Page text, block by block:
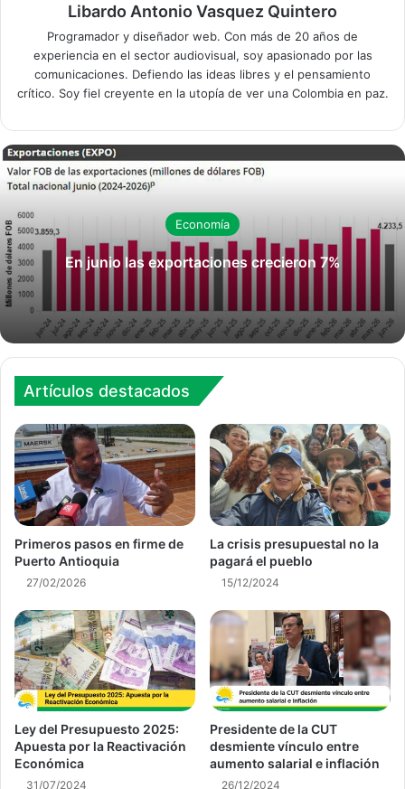
Libardo Antonio Vasquez Quintero
Programador y diseñador web. Con más de 20 años de
experiencia en el sector audiovisual, soy apasionado por las
comunicaciones. Defiendo las ideas libres y el pensamiento
crítico. Soy fiel creyente en la utopía de ver una Colombia en paz.
Economía
En junio las exportaciones crecieron 7%
Artículos destacados
Primeros pasos en firme de
Puerto Antioquia
27/02/2026
La crisis presupuestal no la
pagará el pueblo
15/12/2024
Ley del Presupuesto 2025:
Apuesta por la Reactivación
Económica
31/07/2024
Presidente de la CUT
desmiente vínculo entre
aumento salarial e inflación
26/12/2024